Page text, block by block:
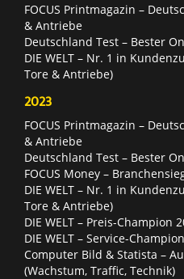
FOCUS Printmagazin –
& Antriebe
Deutschland Test – Bester
DIE WELT – Nr. 1 in
Tore & Antriebe)
2023
FOCUS Printmagazin –
& Antriebe
Deutschland Test – Bester
FOCUS Money –
DIE WELT – Nr. 1 in
Tore & Antriebe)
DIE WELT – Preis-Champion
DIE WELT – Service-
Computer Bild & Statista –
(Wachstum, Traffic, Technik)